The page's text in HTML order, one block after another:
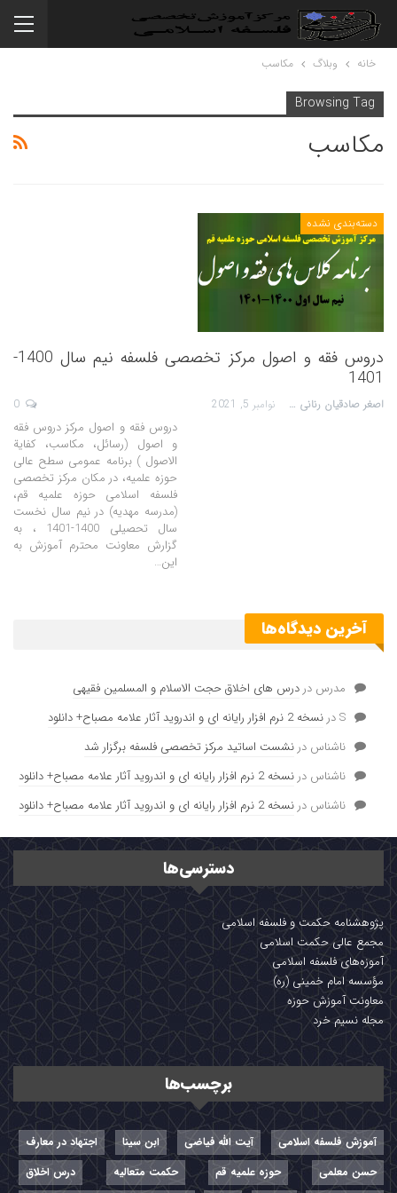
خانه وبلاگ مکاسب
Browsing Tag
مکاسب
دسته‌بندی نشده
دروس فقه و اصول مرکز تخصصی فلسفه نیم سال 1400-
1401
اصغر صادقیان رنانی نوامبر 5, 2021
دروس فقه و اصول مرکز دروس فقه
و اصول (رسائل، مکاسب، کفایة
الاصول ) برنامه عمومی سطح عالی
حوزه علمیه، در مکان مرکز تخصصی
فلسفه اسلامی حوزه علمیه قم،
(مدرسه مهدیه) در نیم سال نخست
سال تحصیلی 1400-1401 ، به
گزارش معاونت محترم آموزش به
این…
آخرین دیدگاه‌ها
مدرس در درس های اخلاق حجت الاسلام و المسلمین فقیهی
Sدر نسخه 2 نرم افزار رایانه ای و اندروید آثار علامه مصباح+ دانلود
ناشناس در نشست اساتید مرکز تخصصی فلسفه برگزار شد
ناشناس در نسخه 2 نرم افزار رایانه ای و اندروید آثار علامه مصباح+ دانلود
ناشناس در نسخه 2 نرم افزار رایانه ای و اندروید آثار علامه مصباح+ دانلود
دسترسی‌ها
پژوهشنامه حکمت و فلسفه اسلامی
مجمع عالی حکمت اسلامی
آموزه‌های فلسفه اسلامی
مؤسسه امام خمینی (ره)
معاونت آموزش حوزه
مجله نسیم خرد
برچسب‌ها
آموزش فلسفه اسلامی آیت الله فیاضی ابن سینا
اجتهاد در معارف
حسن معلمی
حوزه علمیه قم حکمت متعالیه درس اخلاق